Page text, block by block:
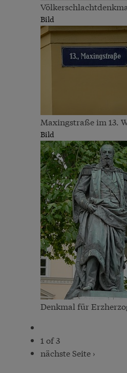
Bild
Maxingstraße im 13.
Bild
Denkmal für
1 of 3
nächste Seite ›